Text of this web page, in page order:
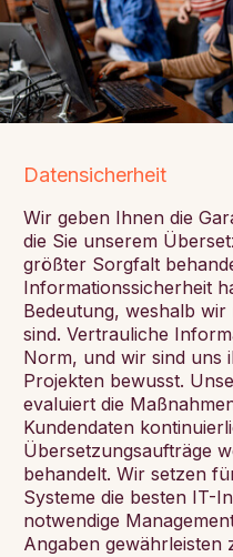
Datensicherheit
Wir geben Ihnen die
die Sie unserem
größter Sorgfalt
Informationssicherheit
Bedeutung, weshalb
sind. Vertrauliche
Norm, und wir sind uns
Projekten bewusst.
evaluiert die
Kundendaten
Übersetzungsaufträge
behandelt. Wir setzen
Systeme die besten IT-
notwendige
Angaben gewährleisten